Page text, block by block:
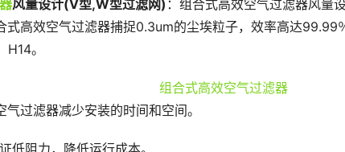
风量设计(V型,W型过滤网) ：组合式高效空气过滤器风量
式高效空气过滤器捕捉0.3um的尘埃粒子，效率高达99.99
。
过滤器减少安装的时间和空间。